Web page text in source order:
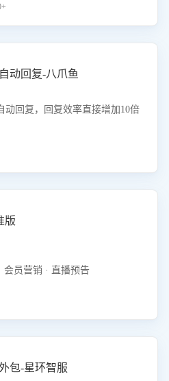
动回复-八爪鱼
动回复，回复效率直接增加10倍
版
会员营销 · 直播预告
包-星环智服